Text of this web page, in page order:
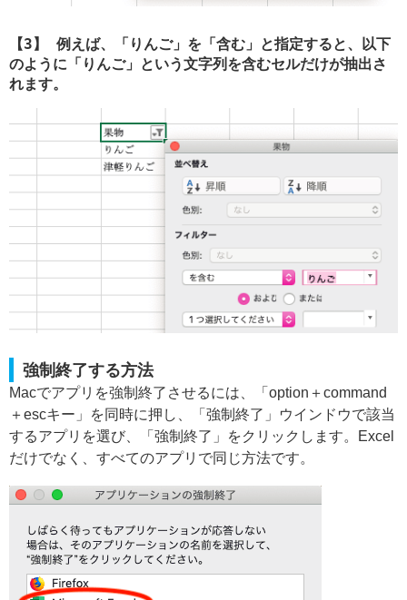
【3】 例えば、「りんご」を「含む」と指定すると、以下
のように「りんご」という文字列を含むセルだけが抽出さ
れます。
強制終了する方法
Macでアプリを強制終了させるには、「option＋command
＋escキー」を同時に押し、「強制終了」ウインドウで該当
するアプリを選び、「強制終了」をクリックします。Excel
だけでなく、すべてのアプリで同じ方法です。